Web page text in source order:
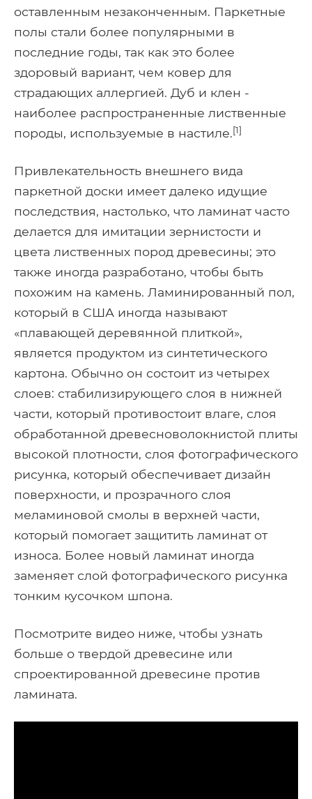
оставленным незаконченным. Паркетные
полы стали более популярными в
последние годы, так как это более
здоровый вариант, чем ковер для
страдающих аллергией. Дуб и клен -
наиболее распространенные лиственные
породы, используемые в настиле.[1]
Привлекательность внешнего вида
паркетной доски имеет далеко идущие
последствия, настолько, что ламинат часто
делается для имитации зернистости и
цвета лиственных пород древесины; это
также иногда разработано, чтобы быть
похожим на камень. Ламинированный пол,
который в США иногда называют
«плавающей деревянной плиткой»,
является продуктом из синтетического
картона. Обычно он состоит из четырех
слоев: стабилизирующего слоя в нижней
части, который противостоит влаге, слоя
обработанной древесноволокнистой плиты
высокой плотности, слоя фотографического
рисунка, который обеспечивает дизайн
поверхности, и прозрачного слоя
меламиновой смолы в верхней части,
который помогает защитить ламинат от
износа. Более новый ламинат иногда
заменяет слой фотографического рисунка
тонким кусочком шпона.
Посмотрите видео ниже, чтобы узнать
больше о твердой древесине или
спроектированной древесине против
ламината.